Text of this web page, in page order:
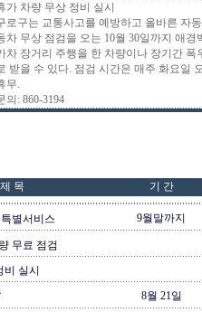
가 차량 무상 정비 실시
로구는 교통사고를 예방하고 올바른 자
차 무상 점검을 오는 10월 30일까지 애
차 장거리 주행을 한 차량이나 장기간
받을 수 있다. 점검 시간은 매주 화요일
무.
의: 860-3194
제 목 기 간
별서비스 9월말까지
무료 점검
실시
8월 21일